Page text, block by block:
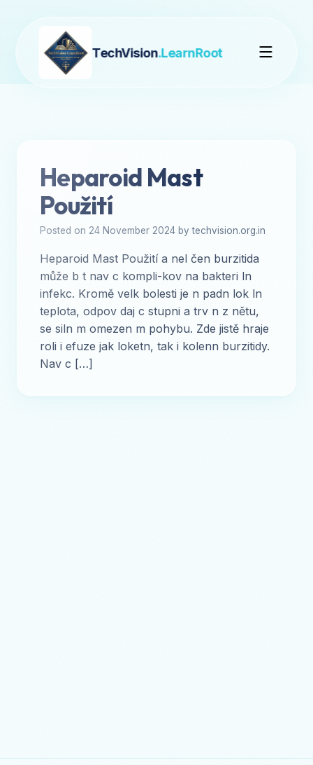
TechVision.LearnRoot
Heparoid Mast
Použití
Posted on 24 November 2024 by techvision.org.in
Heparoid Mast Použití a nel čen burzitida
může b t nav c kompli-kov na bakteri ln
infekc. Kromě velk bolesti je n padn lok ln
teplota, odpov daj c stupni a trv n z nětu,
se siln m omezen m pohybu. Zde jistě hraje
roli i efuze jak loketn, tak i kolenn burzitidy.
Nav c […]